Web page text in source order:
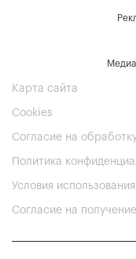
Карта сайта
Cookies
Согласие на
Политика
Условия
Согласие на